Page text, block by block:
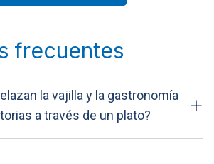
frecuentes
la vajilla y la gastronomía
a través de un plato?
+